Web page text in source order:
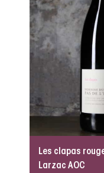
Les clapas
Larzac AOC